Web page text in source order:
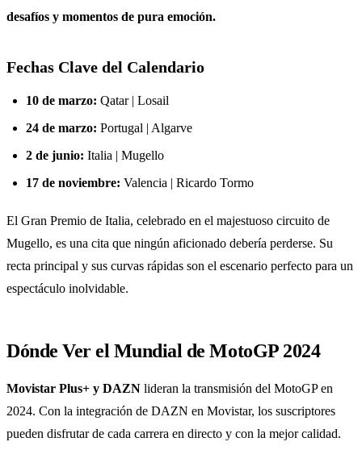
desafíos y momentos de pura emoción.
Fechas Clave del Calendario
10 de marzo: Qatar | Losail
24 de marzo: Portugal | Algarve
2 de junio: Italia | Mugello
17 de noviembre: Valencia | Ricardo Tormo
El Gran Premio de Italia, celebrado en el majestuoso circuito de
Mugello, es una cita que ningún aficionado debería perderse. Su
recta principal y sus curvas rápidas son el escenario perfecto para un
espectáculo inolvidable.
Dónde Ver el Mundial de MotoGP 2024
Movistar Plus+ y DAZN lideran la transmisión del MotoGP en
2024. Con la integración de DAZN en Movistar, los suscriptores
pueden disfrutar de cada carrera en directo y con la mejor calidad.